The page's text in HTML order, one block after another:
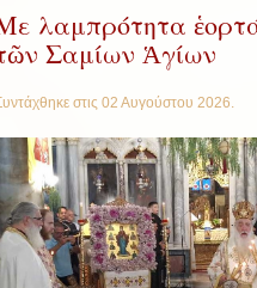
λαμπρότητα
Σαμίων Ἁγίων
στις 02 Αυγούστου 2026